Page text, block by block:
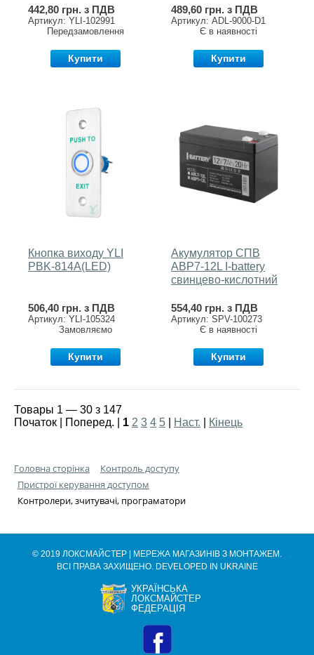
442,80 грн. з ПДВ
Артикул: YLI-102991
Передзамовлення
Купити
489,60 грн. з ПДВ
Артикул: ADL-9000-D1
Є в наявності
Купити
Кнопка виходу YLI
PBK-814A(LED)
506,40 грн. з ПДВ
Артикул: YLI-105324
Замовляємо
Купити
Акумулятор СПВ
ABP7-12L I-battery
свинцево-кислотний
554,40 грн. з ПДВ
Артикул: SPV-100273
Є в наявності
Купити
Товары 1 — 30 з 147
Початок | Поперед. | 1 2 3 4 5 Наст. Кінець
Головна сторінка
Контроль доступу
Пристрої керування доступом
Контролери, зчитувачі, програматори
© 2019 ЛОКСМАЙСТЕР | МЕРЕЖА МАГАЗИНІВ З МОНТАЖЕМ.
ВСІ ПРАВА ЗАХИЩЕНО. DEVELOPED IN UKRAINE
УКРАЇНСЬКА
ЛОКСМАЙСТЕР
ФЕДЕРАЦІЯ